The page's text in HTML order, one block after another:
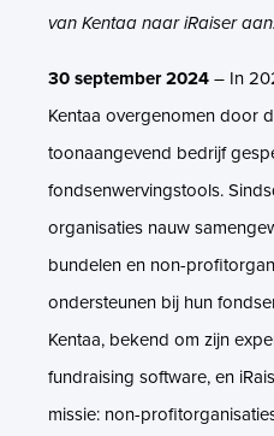
van Kentaa naar iRaiser aan.
30 september 2024– In
Kentaa overgenomen door
toonaangevend bedrijf
fondsenwervingstools.
organisaties nauw
bundelen en non-
ondersteunen bij hun
Kentaa, bekend om zijn
fundraising software, en
missie: non-